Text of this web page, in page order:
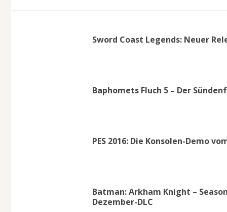
Sword Coast Legends: Neuer
Baphomets Fluch 5 – Der
PES 2016: Die Konsolen-Demo
Batman: Arkham Knight –
Dezember-DLC